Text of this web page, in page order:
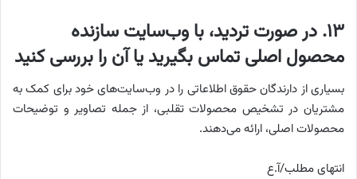
۱۳. در صورت تردید، با وب‌سایت سازنده
محصول اصلی تماس بگیرید یا آن را بررسی کنید
بسیاری از دارندگان حقوق اطلاعاتی را در وب‌سایت‌های خود برای کمک به
مشتریان در تشخیص محصولات تقلبی، از جمله تصاویر و توضیحات
محصولات اصلی، ارائه می‌دهند.
انتهای مطلب/آ.ع